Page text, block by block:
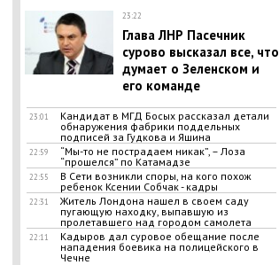
23:22
Глава ЛНР Пасечник
сурово высказал все, что
думает о Зеленском и
его команде
23:01
Кандидат в МГД Босых рассказал детали
обнаружения фабрики поддельных
подписей за Гудкова и Яшина
22:59
“Мы-то не пострадаем никак”, – Лоза
“прошелся” по Катамадзе
22:55
В Сети возникли споры, на кого похож
ребенок Ксении Собчак - кадры
22:31
Житель Лондона нашел в своем саду
пугающую находку, выпавшую из
пролетавшего над городом самолета
22:11
Кадыров дал суровое обещание после
нападения боевика на полицейского в
Чечне